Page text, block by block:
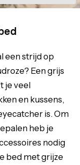
een strijd op
Een grijs
je veel
en kussens,
is. Om
heb je
nodig
bed met grijze